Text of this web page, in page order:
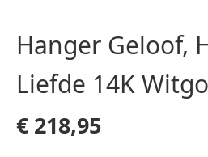
Hanger Geloof,
Liefde 14K
€ 218,95